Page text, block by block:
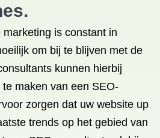
is constant in
om bij te blijven met de
kunnen hierbij
maken van een SEO-
zorgen dat uw website up
trends op het gebied van